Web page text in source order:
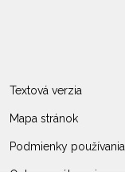
Textová verzia
Mapa stránok
Podmienky používania
Ochrana súkromia